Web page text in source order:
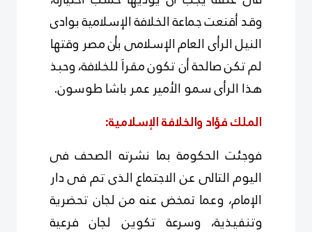
وقد أقنعت جماعة الخلافة الإسلامية بوادى
النيل الرأى العام الإسلامى بأن مصر وقتها
لم تكن صالحة أن تكون مقراَ للخلافة، وحبذ
هذا الرأى سمو الأمير عمر باشا طوسون.
الملك فؤاد والخلافة الإسلامية:
فوجئت الحكومة بما نشرته الصحف فى
اليوم التالى عن الاجتماع الذى تم فى دار
الإمام، وعما تمخض عنه من لجان تحضرية
وتنفيذية، وسرعة تكوين لجان فرعية